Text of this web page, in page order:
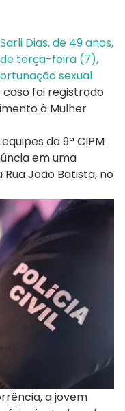
Dias, de 49 anos,
terça-feira (7),
sexual
caso foi registrado
à Mulher
da 9ª CIPM
em uma
João Batista, no
a jovem